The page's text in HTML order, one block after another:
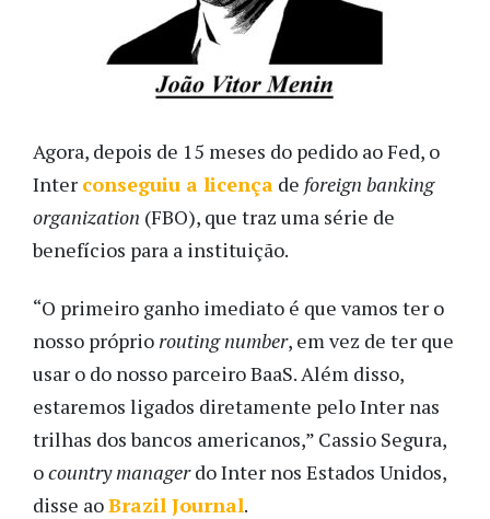
Agora, depois de 15 meses do pedido ao Fed, o
Inter conseguiu a licença de foreign banking
organization (FBO), que traz uma série de
benefícios para a instituição.
“O primeiro ganho imediato é que vamos ter o
nosso própriorouting number, em vez de ter que
usar o do nosso parceiro BaaS. Além disso,
estaremos ligados diretamente pelo Inter nas
trilhas dos bancos americanos,” Cassio Segura,
ocountry managerdo Inter nos Estados Unidos,
disse aoBrazil Journal.